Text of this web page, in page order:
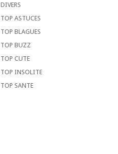
DIVERS
TOP ASTUCES
TOP BLAGUES
TOP BUZZ
TOP CUTE
TOP INSOLITE
TOP SANTE